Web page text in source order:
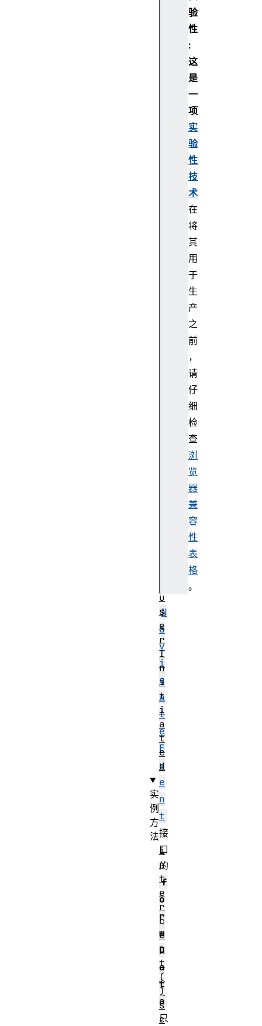
验
性
:
这
是
一
项
实
验
性
技
术
在
将
其
用
于
生
产
之
前
，
请
仔
细
检
查
浏
览
器
兼
容
性
表
格
。
N
a
v
i
g
a
t
e
E
v
e
n
t
接
口
的
f
o
r
m
D
a
t
a
只
u
s
e
r
I
n
i
t
i
a
t
e
d
实
例
方
法
i
n
t
e
r
c
e
p
t
(
)
s
c